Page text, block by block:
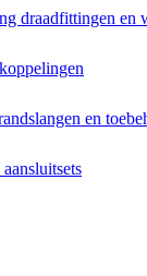
draadfittingen en
en